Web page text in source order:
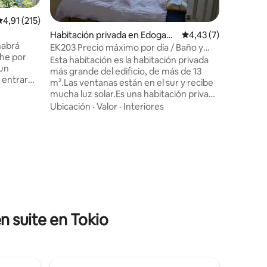
promedio: 4,91 de 5. 215 evaluaciones
4,91 (215)
por
en la
Habitación privada en Edogaw
a
Calificación
4,43 (7)
EK203 Precio máximo por día / Baño y
WC compartidos [Se admiten mascotas]
A 4 minutos a pie de la estación Keisei
Edogawa / Para reservas para
2 personas, 1 cama simple
Esta habitación es la habitación privada
más grande del edificio, de más de 13
m².Las ventanas están en el sur y recibe
mucha luz solar.Es una habitación privada
con una llave solo para los
pueden quedarse.Además, no puedes
hacer el check-in el día en que escribes
Ubicación · Valor · Interiores
suite en Tokio